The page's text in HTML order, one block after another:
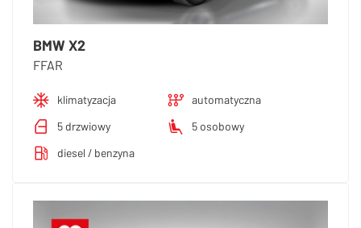
BMW X2
FFAR
klimatyzacja
automatyczna
5 drzwiowy
5 osobowy
diesel / benzyna